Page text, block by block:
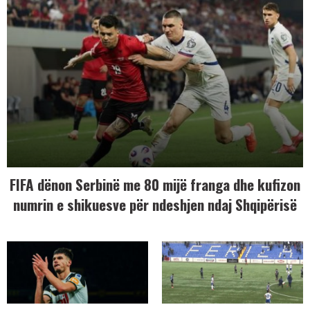
FIFA dënon Serbinë me 80 mijë franga dhe kufizon
numrin e shikuesve për ndeshjen ndaj Shqipërisë